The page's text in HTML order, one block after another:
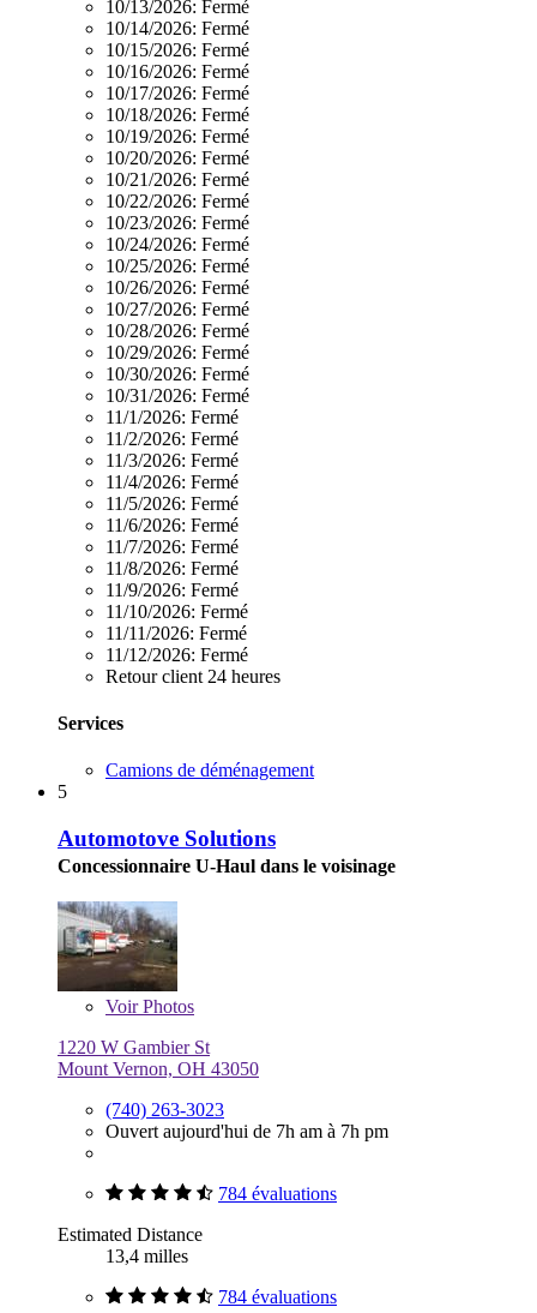
10/13/2026: Fermé
10/14/2026: Fermé
10/15/2026: Fermé
10/16/2026: Fermé
10/17/2026: Fermé
10/18/2026: Fermé
10/19/2026: Fermé
10/20/2026: Fermé
10/21/2026: Fermé
10/22/2026: Fermé
10/23/2026: Fermé
10/24/2026: Fermé
10/25/2026: Fermé
10/26/2026: Fermé
10/27/2026: Fermé
10/28/2026: Fermé
10/29/2026: Fermé
10/30/2026: Fermé
10/31/2026: Fermé
11/1/2026: Fermé
11/2/2026: Fermé
11/3/2026: Fermé
11/4/2026: Fermé
11/5/2026: Fermé
11/6/2026: Fermé
11/7/2026: Fermé
11/8/2026: Fermé
11/9/2026: Fermé
11/10/2026: Fermé
11/11/2026: Fermé
11/12/2026: Fermé
Retour client 24 heures
Services
Camions de déménagement
5
Automotove Solutions
Concessionnaire U-Haul dans le voisinage
VoirPhotos
1220 W Gambier St
Mount Vernon, OH 43050
(740) 263-3023
Ouvert aujourd'hui de 7h am à 7h pm
784 évaluations
Estimated Distance
13,4 milles
784 évaluations